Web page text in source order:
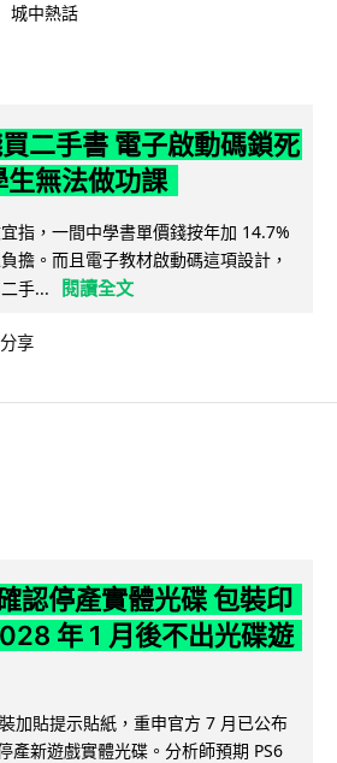
城中熱話
二手書 電子啟動碼鎖死
生無法做功課
指，一間中學書單價錢按年加 14.7%
擔。而且電子教材啟動碼這項設計，
手...
閱讀全文
分享
認停產實體光碟 包裝印
年 1 月後不出光碟遊
加貼提示貼紙，重申官方 7 月已公布
產新遊戲實體光碟。分析師預期 PS6